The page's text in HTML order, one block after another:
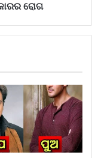
ରୋଗ